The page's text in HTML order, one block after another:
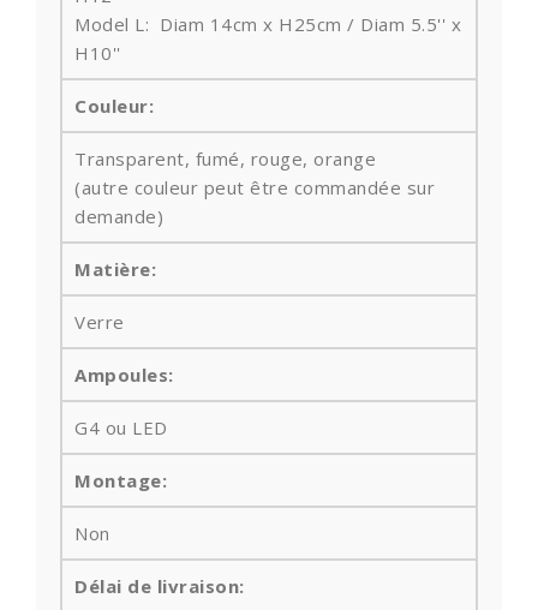
Model L: Diam 14cm x H25cm / Diam 5.5'' x
H10''
Couleur:
Transparent, fumé, rouge, orange
(autre couleur peut être commandée sur
demande)
Matière:
Verre
Ampoules:
G4 ou LED
Montage:
Non
Délai de livraison: